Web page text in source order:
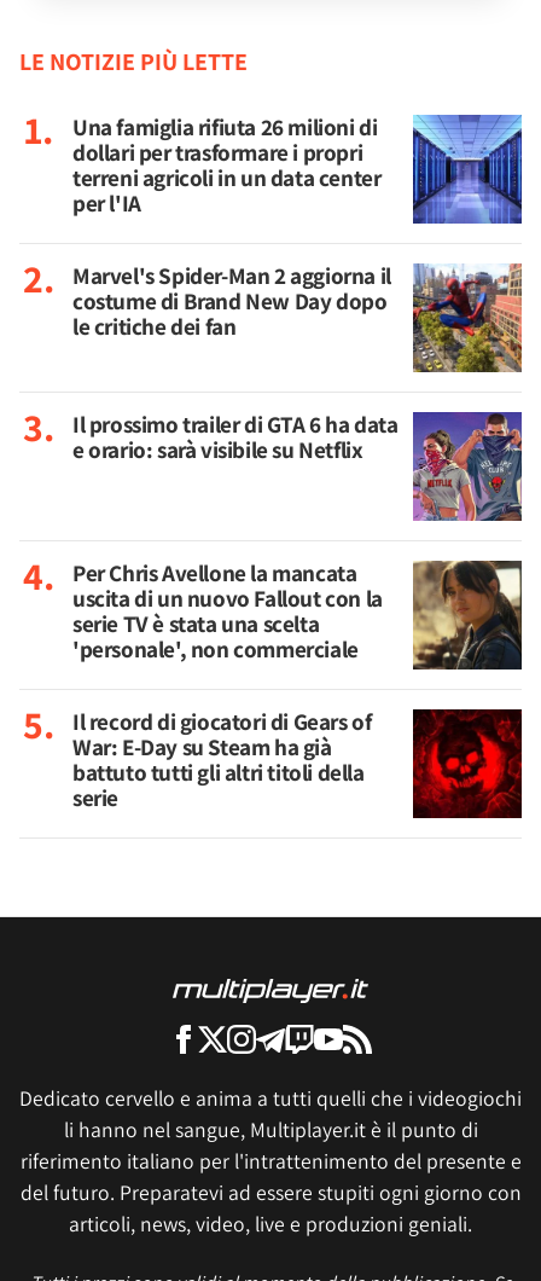
LE NOTIZIE PIÙ LETTE
Una famiglia rifiuta 26 milioni di
dollari per trasformare i propri
terreni agricoli in un data center
per l'IA
Marvel's Spider-Man 2 aggiorna il
costume di Brand New Day dopo
le critiche dei fan
Il prossimo trailer di GTA 6 ha data
e orario: sarà visibile su Netflix
Per Chris Avellone la mancata
uscita di un nuovo Fallout con la
serie TV è stata una scelta
'personale', non commerciale
Il record di giocatori di Gears of
War: E-Day su Steam ha già
battuto tutti gli altri titoli della
serie
Dedicato cervello e anima a tutti quelli che i videogiochi
li hanno nel sangue, Multiplayer.it è il punto di
riferimento italiano per l'intrattenimento del presente e
del futuro. Preparatevi ad essere stupiti ogni giorno con
articoli, news, video, live e produzioni geniali.